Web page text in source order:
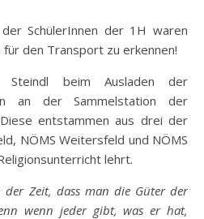
SchülerInnen der 1H waren
den Transport zu erkennen!
Steindl beim Ausladen der
an der Sammelstation der
entstammen aus drei der
NÖMS Weitersfeld und NÖMS
lehrt.
der Zeit, dass man die Güter der
wenn jeder gibt, was er hat,